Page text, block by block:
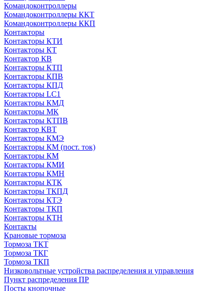
Командоконтроллеры
Командоконтроллеры ККТ
Командоконтроллеры ККП
Контакторы
Контакторы КТИ
Контакторы КТ
Контактор КВ
Контакторы КТП
Контакторы КПВ
Контакторы КПД
Контакторы LC1
Контакторы КМД
Контакторы МК
Контакторы КТПВ
Контактор КВТ
Контакторы КМЭ
Контакторы КМ (пост. ток)
Контакторы КМ
Контакторы КМИ
Контакторы КМН
Контакторы КТК
Контакторы ТКПД
Контакторы КТЭ
Контакторы ТКП
Контакторы КТН
Контакты
Крановые тормоза
Тормоза ТКТ
Тормоза ТКГ
Тормоза ТКП
Низковольтные устройства распределения и управления
Пункт распределения ПР
Посты кнопочные